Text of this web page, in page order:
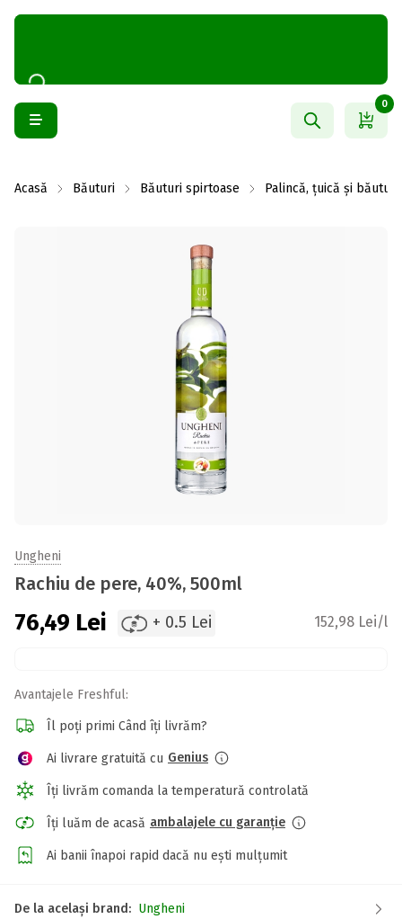
0
Acasă Băuturi Băuturi spirtoase Palincă, țuică și
Ungheni
Rachiu de pere, 40%, 500ml
76,49 Lei + 0.5 Lei 152,98 Lei/l
Avantajele Freshful:
Îl poți primi Când îți livrăm?
Ai livrare gratuită cu Genius
Îți livrăm comanda la temperatură controlată
Îți luăm de acasă ambalajele cu garanție
Ai banii înapoi rapid dacă nu ești mulțumit
De la același brand: Ungheni